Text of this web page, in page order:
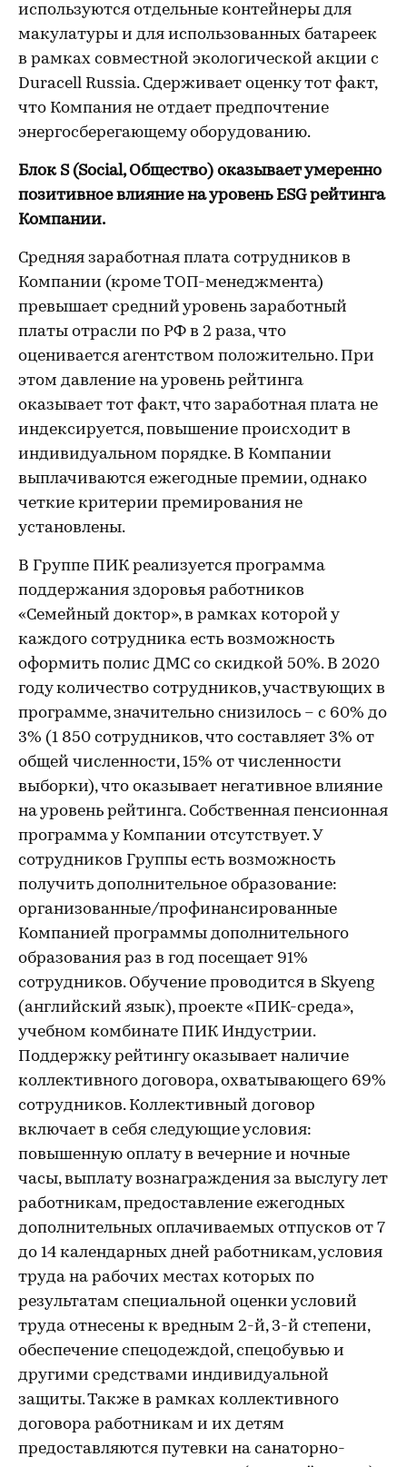
используются отдельные контейнеры для
макулатуры и для использованных батареек
в рамках совместной экологической акции с
Duracell Russia. Сдерживает оценку тот факт,
что Компания не отдает предпочтение
энергосберегающему оборудованию.
Блок S (Social, Общество) оказывает умеренно
позитивное влияние на уровень ESG рейтинга
Компании.
Средняя заработная плата сотрудников в
Компании (кроме ТОП-менеджмента)
превышает средний уровень заработный
платы отрасли по РФ в 2 раза, что
оценивается агентством положительно. При
этом давление на уровень рейтинга
оказывает тот факт, что заработная плата не
индексируется, повышение происходит в
индивидуальном порядке. В Компании
выплачиваются ежегодные премии, однако
четкие критерии премирования не
установлены.
В Группе ПИК реализуется программа
поддержания здоровья работников
«Семейный доктор», в рамках которой у
каждого сотрудника есть возможность
оформить полис ДМС со скидкой 50%. В 2020
году количество сотрудников, участвующих в
программе, значительно снизилось – с 60% до
3% (1 850 сотрудников, что составляет 3% от
общей численности, 15% от численности
выборки), что оказывает негативное влияние
на уровень рейтинга. Собственная пенсионная
программа у Компании отсутствует. У
сотрудников Группы есть возможность
получить дополнительное образование:
организованные/профинансированные
Компанией программы дополнительного
образования раз в год посещает 91%
сотрудников. Обучение проводится в Skyeng
(английский язык), проекте «ПИК-среда»,
учебном комбинате ПИК Индустрии.
Поддержку рейтингу оказывает наличие
коллективного договора, охватывающего 69%
сотрудников. Коллективный договор
включает в себя следующие условия:
повышенную оплату в вечерние и ночные
часы, выплату вознаграждения за выслугу лет
работникам, предоставление ежегодных
дополнительных оплачиваемых отпусков от 7
до 14 календарных дней работникам, условия
труда на рабочих местах которых по
результатам специальной оценки условий
труда отнесены к вредным 2-й, 3-й степени,
обеспечение спецодеждой, спецобувью и
другими средствами индивидуальной
защиты. Также в рамках коллективного
договора работникам и их детям
предоставляются путевки на санаторно-